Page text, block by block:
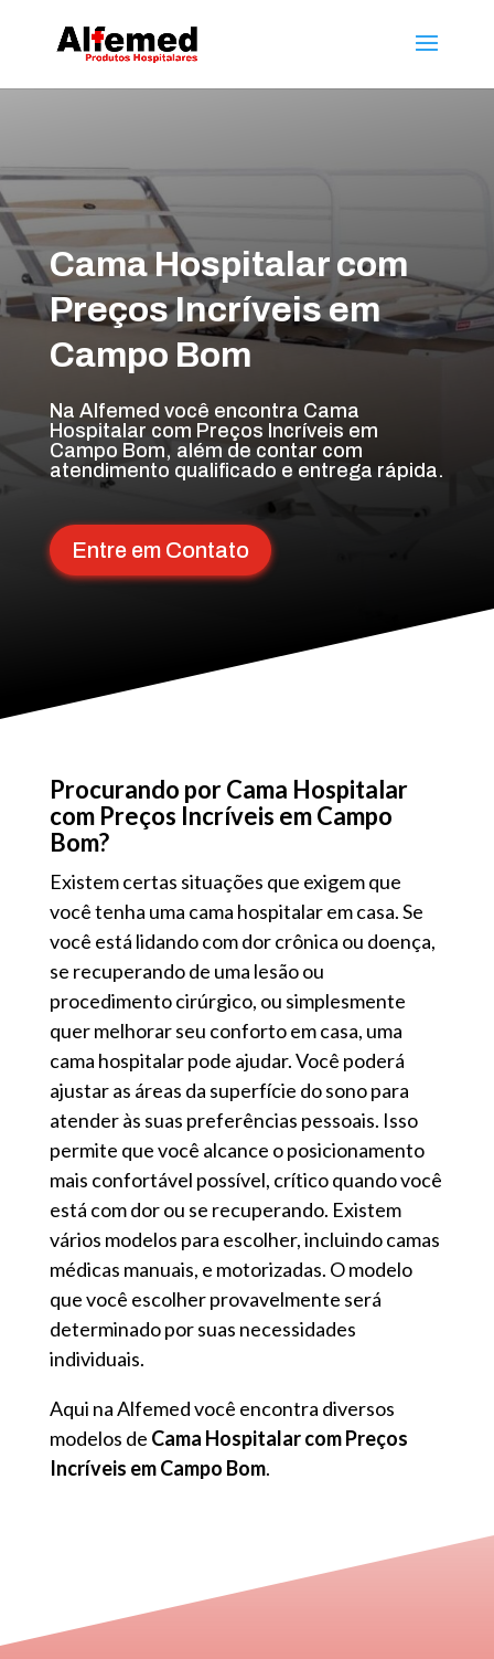
Cama Hospitalar com
Preços Incríveis em
Campo Bom
Na Alfemed você encontra Cama
Hospitalar com Preços Incríveis em
Campo Bom, além de contar com
atendimento qualificado e entrega rápida.
Entre em Contato
Procurando por Cama Hospitalar
com Preços Incríveis em Campo
Bom?
Existem certas situações que exigem que
você tenha uma cama hospitalar em casa. Se
você está lidando com dor crônica ou doença,
se recuperando de uma lesão ou
procedimento cirúrgico, ou simplesmente
quer melhorar seu conforto em casa, uma
cama hospitalar pode ajudar. Você poderá
ajustar as áreas da superfície do sono para
atender às suas preferências pessoais. Isso
permite que você alcance o posicionamento
mais confortável possível, crítico quando você
está com dor ou se recuperando. Existem
vários modelos para escolher, incluindo camas
médicas manuais, e motorizadas. O modelo
que você escolher provavelmente será
determinado por suas necessidades
individuais.
Aqui na Alfemed você encontra diversos
modelos de Cama Hospitalar com Preços
Incríveis em Campo Bom.